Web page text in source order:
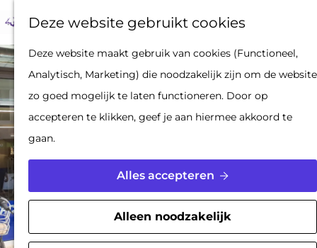
Deze website gebruikt cookies
Deze website maakt gebruik van cookies (Functioneel,
Analytisch, Marketing) die noodzakelijk zijn om de website
zo goed mogelijk te laten functioneren. Door op
accepteren te klikken, geef je aan hiermee akkoord te
gaan.
Alles accepteren
Alleen noodzakelijk
G
a
a
a
r
d
e
h
o
F
v
o
t
e
n
K
Z
e
stadsgids
PLAN JE BEZOEK
Reserveren
Bereikbaarheid